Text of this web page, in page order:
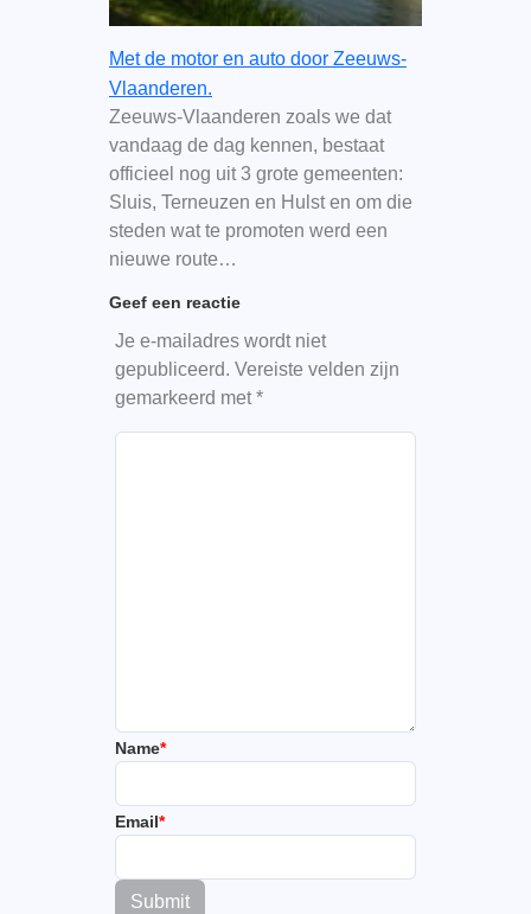
Met de motor en auto door Zeeuws-
Vlaanderen.
Zeeuws-Vlaanderen zoals we dat
vandaag de dag kennen, bestaat
officieel nog uit 3 grote gemeenten:
Sluis, Terneuzen en Hulst en om die
steden wat te promoten werd een
nieuwe route…
Geef een reactie
Je e-mailadres wordt niet
gepubliceerd. Vereiste velden zijn
gemarkeerd met*
Name*
Email*